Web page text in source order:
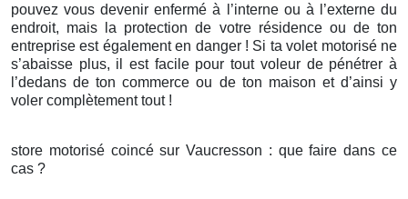
pouvez vous devenir enfermé à l’interne ou à l’externe du
endroit, mais la protection de votre résidence ou de ton
entreprise est également en danger ! Si ta volet motorisé ne
s’abaisse plus, il est facile pour tout voleur de pénétrer à
l’dedans de ton commerce ou de ton maison et d’ainsi y
voler complètement tout !
store motorisé coincé sur Vaucresson : que faire dans ce
cas ?